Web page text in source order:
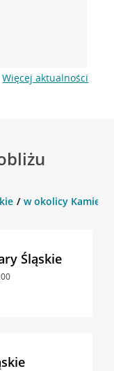
Więcej aktualności
w okolicy
Śląskie